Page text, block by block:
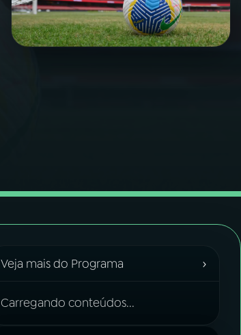
Veja mais do Programa ›
Carregando conteúdos...